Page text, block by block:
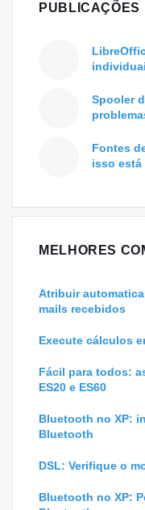
PUBLICAÇÕES
Spooler
Fontes
isso está
MELHORES
Atribuir
mails recebidos
Execute cálculos
Fácil para todos:
ES20 e ES60
Bluetooth no XP:
Bluetooth
DSL: Verifique o
Bluetooth no XP: